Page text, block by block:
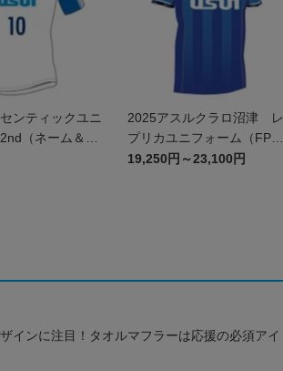
ンティックユニ
（ネーム＆ナ
2025アスルクラロ沼津 レ
プリカユニフォーム（FP 1
st）
19,250円～23,100円
インに注目！タオルマフラーは応援の必須アイ